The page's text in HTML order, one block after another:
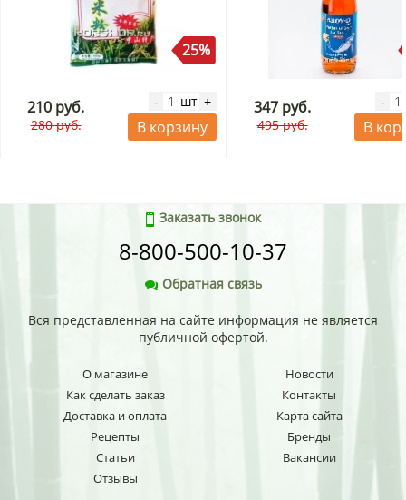
25%
210 руб.
280 руб.
- шт +
В корзину
347 руб.
495 руб.
-
В
Заказать звонок
8-800-500-10-37
Обратная связь
Вся представленная на сайте информация не является
публичной офертой.
О магазине
Как сделать заказ
Доставка и оплата
Рецепты
Статьи
Отзывы
Новости
Контакты
Карта сайта
Бренды
Вакансии